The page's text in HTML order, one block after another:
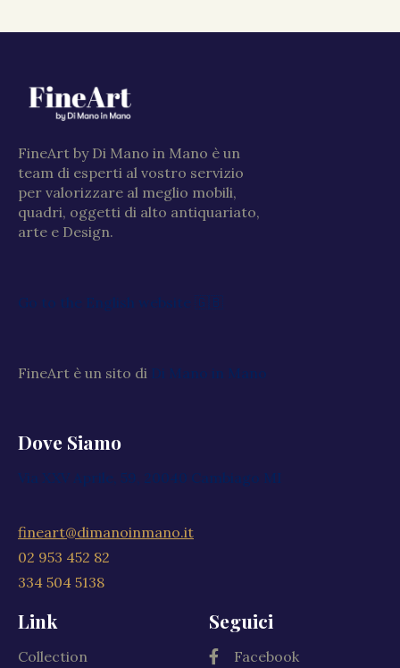
FineArt by Di Mano in Mano è un
team di esperti al vostro servizio
per valorizzare al meglio mobili,
quadri, oggetti di alto antiquariato,
arte e Design.
Go to the English website 🇬🇧
FineArt è un sito di Di Mano in Mano
Dove Siamo
Via XXV Aprile, 59, 20040 Cambiago MI
fineart@dimanoinmano.it
02 953 452 82
334 504 5138
Link
Collection
Seguici
Facebook